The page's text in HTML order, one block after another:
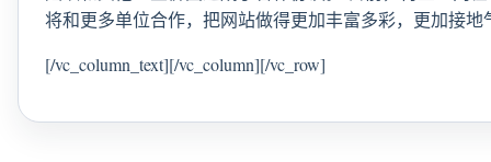
将和更多单位合作，把网站做得更加丰富多彩，更加接地
[/vc_column_text][/vc_column][/vc_row]